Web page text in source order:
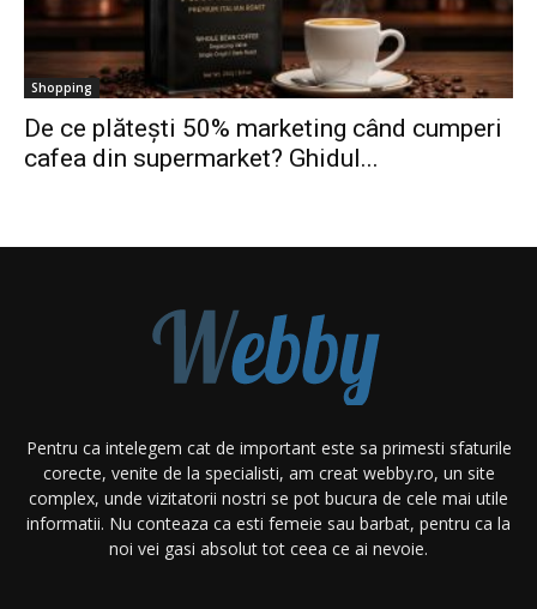
Shopping
De ce plătești 50% marketing când cumperi
cafea din supermarket? Ghidul...
Pentru ca intelegem cat de important este sa primesti sfaturile
corecte, venite de la specialisti, am creat webby.ro, un site
complex, unde vizitatorii nostri se pot bucura de cele mai utile
informatii. Nu conteaza ca esti femeie sau barbat, pentru ca la
noi vei gasi absolut tot ceea ce ai nevoie.